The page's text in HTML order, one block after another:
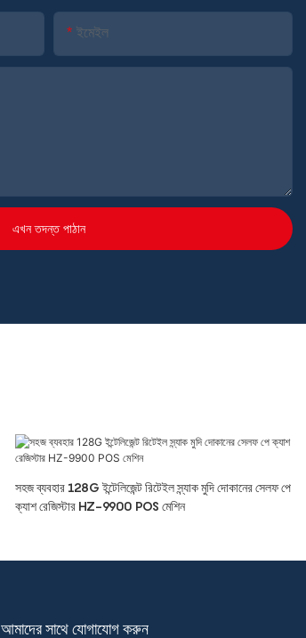
ইমেইল
এখন তদন্ত পাঠান
সহজ ব্যবহার 128G ইন্টেলিজেন্ট রিটেইল স্ন্যাক মুদি দোকানের সেলফ পে
ক্যাশ রেজিস্টার HZ-9900 POS মেশিন
আমাদের সাথে যোগাযোগ করুন